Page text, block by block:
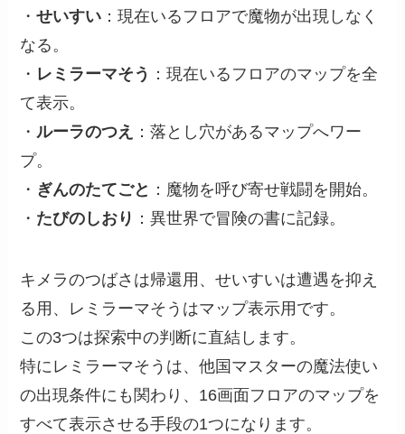
・せいすい ：現在いるフロアで魔物が出現しなく
なる。
・ レミラーマそう ：現在いるフロアのマップを全
て表示。
・ ルーラのつえ
：落とし穴があるマップへワー
プ。
・ ぎんのたてごと ：魔物を呼び寄せ戦闘を開始。
・ たびのしおり ：異世界で冒険の書に記録。
キメラのつばさは帰還用、せいすいは遭遇を抑え
る用、レミラーマそうはマップ表示用です。
この3つは探索中の判断に直結します。
特にレミラーマそうは、他国マスターの魔法使い
の出現条件にも関わり、16画面フロアのマップを
すべて表示させる手段の1つになります。